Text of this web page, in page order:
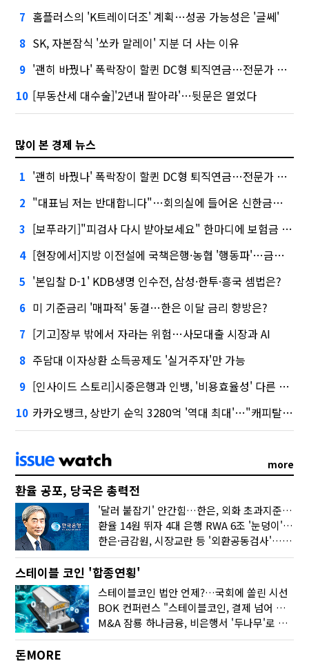
7 홈플러스의 'K트레이더조' 계획…성공 가능성은 '글쎄'
8 SK, 자본잠식 '쏘카 말레이' 지분 더 사는 이유
9 '괜히 바꿨나' 폭락장이 할퀸 DC형 퇴직연금…전문가 조언은
10 [부동산세 대수술]'2년내 팔아라'…뒷문은 열었다
많이 본 경제 뉴스
1 '괜히 바꿨나' 폭락장이 할퀸 DC형 퇴직연금…전문가 조언은
2 "대표님 저는 반대합니다"…회의실에 들어온 신한금융 AI
3 [보푸라기]"피검사 다시 받아보세요" 한마디에 보험금 못 받을 뻔?
4 [현장에서]지방 이전설에 국책은행·농협 '행동파'…금감원 '신중모드'
5 '본입찰 D-1' KDB생명 인수전, 삼성·한투·흥국 셈법은?
6 미 기준금리 '매파적' 동결…한은 이달 금리 향방은?
7 [기고]장부 밖에서 자라는 위험…사모대출 시장과 AI
8 주담대 이자상환 소득공제도 '실거주자'만 가능
9 [인사이드 스토리]시중은행과 인뱅, '비용효율성' 다른 잣대 왜?
10 카카오뱅크, 상반기 순익 3280억 '역대 최대'…"캐피탈, 자산 1조원 이상"
more
환율 공포, 당국은 총력전
'달러 붙잡기' 안간힘…한은, 외화 초과지준에 이자 6개월 더
환율 14원 뛰자 4대 은행 RWA 6조 '눈덩이'…2배 뛴 2분기는?
한은·금감원, 시장교란 등 '외환공동검사'…환율 급등 전방위 대응
스테이블 코인 '합종연횡'
스테이블코인 법안 언제?…국회에 쏠린 시선
BOK 컨퍼런스 "스테이블코인, 결제 넘어 보험 대출 등 금융 연결 도구"
M&A 잠룡 하나금융, 비은행서 '두나무'로 눈돌린 이유는
돈MORE